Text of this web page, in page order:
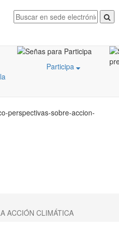
Participa
perspectivas-sobre-accion-
ACCIÓN CLIMÁTICA